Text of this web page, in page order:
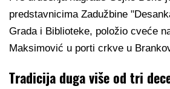
predstavnicima Zadužbine
Grada i Biblioteke, položio cveće
Maksimović u porti crkve u
Tradicija duga više od tri